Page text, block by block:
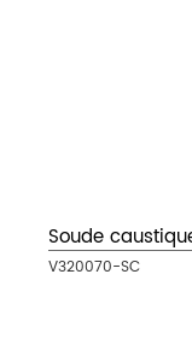
Soude
V320070-SC